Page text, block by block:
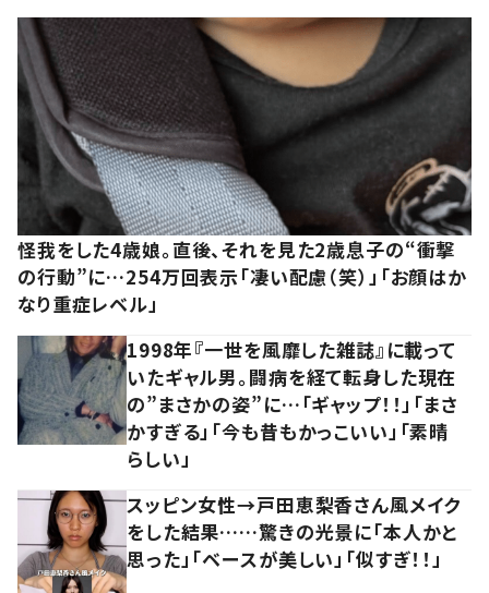
怪我をした4歳娘。直後、それを見た2歳息子の“衝撃
の行動”に…254万回表示「凄い配慮（笑）」「お顔はか
なり重症レベル」
1998年『一世を風靡した雑誌』に載って
いたギャル男。闘病を経て転身した現在
の”まさかの姿”に…「ギャップ！！」「まさ
かすぎる」「今も昔もかっこいい」「素晴
らしい」
スッピン女性→戸田恵梨香さん風メイク
をした結果……驚きの光景に「本人かと
思った」「ベースが美しい」「似すぎ！！」